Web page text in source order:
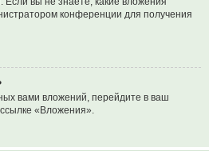
конференции для получения
вами вложений, перейдите в ваш
«Вложения».